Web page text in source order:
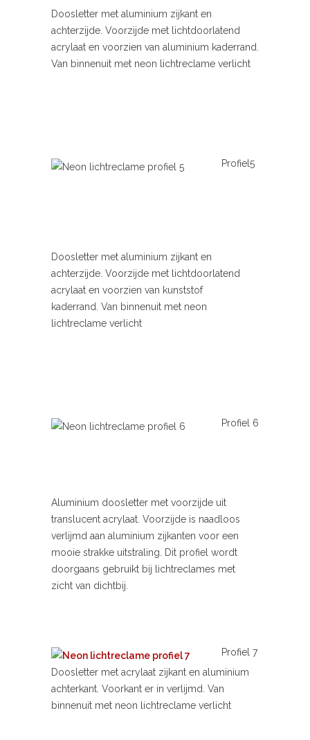
Doosletter met aluminium zijkant en
achterzijde. Voorzijde met lichtdoorlatend
acrylaat en voorzien van aluminium kaderrand.
Van binnenuit met neon lichtreclame verlicht
Profiel5
Doosletter met aluminium zijkant en
achterzijde. Voorzijde met lichtdoorlatend
acrylaat en voorzien van kunststof
kaderrand. Van binnenuit met neon
lichtreclame verlicht
Profiel 6
Aluminium doosletter met voorzijde uit
translucent acrylaat. Voorzijde is naadloos
verlijmd aan aluminium zijkanten voor een
mooie strakke uitstraling. Dit profiel wordt
doorgaans gebruikt bij lichtreclames met
zicht van dichtbij.
Profiel 7
Doosletter met acrylaat zijkant en aluminium
achterkant. Voorkant er in verlijmd. Van
binnenuit met neon lichtreclame verlicht